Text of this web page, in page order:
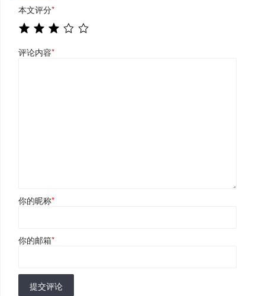
本文评分*
评论内容*
你的昵称*
你的邮箱*
提交评论